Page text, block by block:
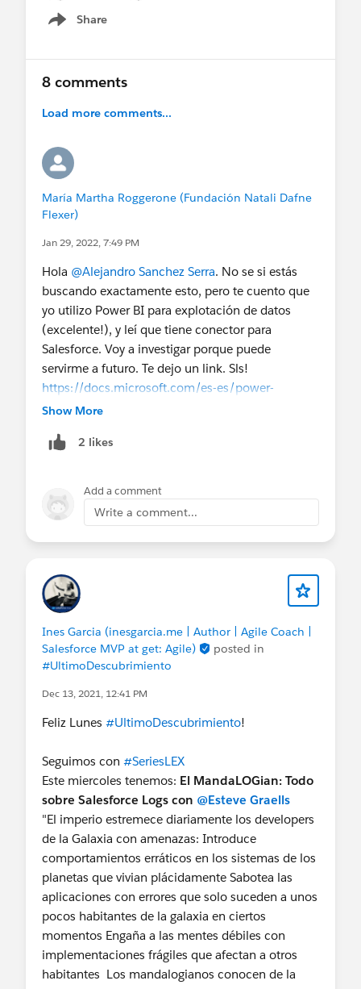
Share
Show menu
8 comments
Load more comments...
María Martha Roggerone (Fundación Natali Dafne
Flexer)
Jan 29, 2022, 7:49 PM
Hola @Alejandro Sanchez Serra. No se si estás
buscando exactamente esto, pero te cuento que
yo utilizo Power BI para explotación de datos
(excelente!), y leí que tiene conector para
Salesforce. Voy a investigar porque puede
servirme a futuro. Te dejo un link. Sls!
https://docs.microsoft.com/es-es/power-
bi/connect-data/service-connect-to-salesforce
Show More
2 likes
Add a comment
Write a comment...
Ines Garcia (inesgarcia.me | Author | Agile Coach |
Salesforce MVP at get: Agile)
posted in
#UltimoDescubrimiento
Dec 13, 2021, 12:41 PM
Feliz Lunes #UltimoDescubrimiento!
Seguimos con #SeriesLEX
Este miercoles tenemos: El MandaLOGian: Todo
sobre Salesforce Logs con @Esteve Graells
"El imperio estremece diariamente los developers
de la Galaxia con amenazas: Introduce
comportamientos erráticos en los sistemas de los
planetas que vivian plácidamente Sabotea las
aplicaciones con errores que solo suceden a unos
pocos habitantes de la galaxia en ciertos
momentos Engaña a las mentes débiles con
implementaciones frágiles que afectan a otros
habitantes Los mandalogianos conocen de la